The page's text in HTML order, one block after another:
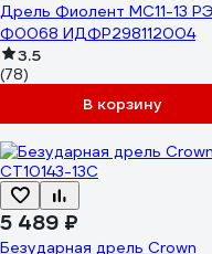
Дрель Фиолент МС11-13 РЭ
Ф0068 ИДФР298112004
3.5
(78)
В корзину
5 489 ₽
Безударная дрель Crown